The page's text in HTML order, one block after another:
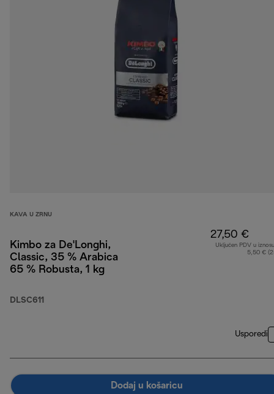
KAVA U ZRNU
Kimbo za De'Longhi,
Classic, 35 % Arabica
65 % Robusta, 1 kg
DLSC611
27,50 €
Uključen PDV u
5,50 €
Usporedi
Dodaj u košaricu